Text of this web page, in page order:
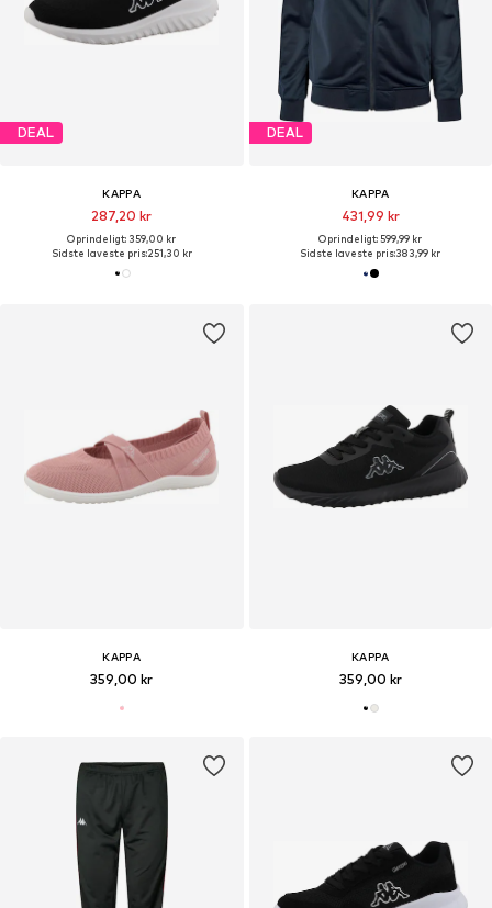
DEAL
KAPPA
287,20 kr
Oprindeligt: 359,00 kr
Sidste laveste pris:251,30 kr
DEAL
KAPPA
431,99 kr
Oprindeligt: 599,99 kr
Sidste laveste pris:383,99 kr
KAPPA
359,00 kr
KAPPA
359,00 kr